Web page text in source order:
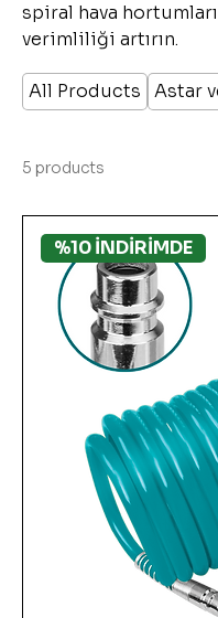
spiral hava hortumları
verimliliği artırın.
All Products Astar
5 products
%10 İNDİRİMDE